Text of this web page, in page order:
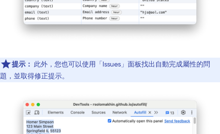
提示： 此外，您也可以使用「Issues」 面板找出自動完成屬性的問
題，並取得修正提示。